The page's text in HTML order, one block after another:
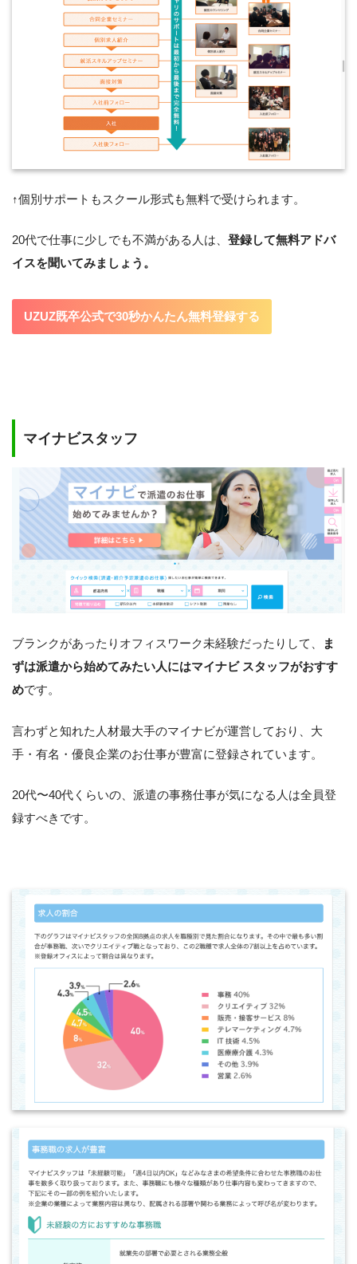
↑個別サポートもスクール形式も無料で受けられます。
20代で仕事に少しでも不満がある人は、 登録して無料アドバ
イスを聞いてみましょう。
UZUZ既卒公式で30秒かんたん無料登録する
マイナビスタッフ
ブランクがあったりオフィスワーク未経験だったりして、
ま
ずは派遣から始めてみたい人にはマイナビ スタッフがおすす
めです。
言わずと知れた人材最大手のマイナビが運営しており、大
手・有名・優良企業のお仕事が豊富に登録されています。
20代〜40代くらいの、派遣の事務仕事が気になる人は全員登
録すべきです。